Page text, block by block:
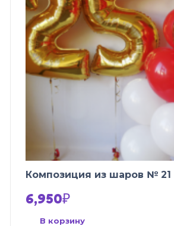
Композиция из шаров № 21
6,950₽
В корзину